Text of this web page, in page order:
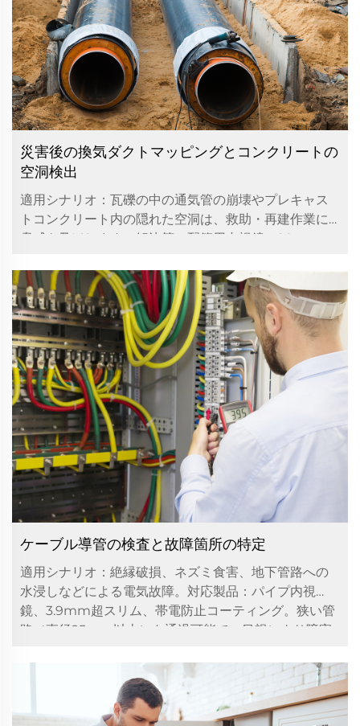
災害後の換気ダクトマッピングとコンクリートの
空洞検出
適用シナリオ：瓦礫の中の通気管の崩壊やプレキャス
トコンクリート内の隠れた空洞は、救助・再建作業に
脅威を及ぼします。解決策：配管用内視鏡（20m セミ
貫通して、内部...
ケーブル導管の検査と故障箇所の特定
適用シナリオ：絶縁破損、ネズミ食害、地下管路への
水浸しなどによる電気故障。対応製品：パイプ内視
鏡、3.9mm超スリム、帯電防止コーティング。狭い管
路（直径25mm以上）を通過可能で、目視により障害